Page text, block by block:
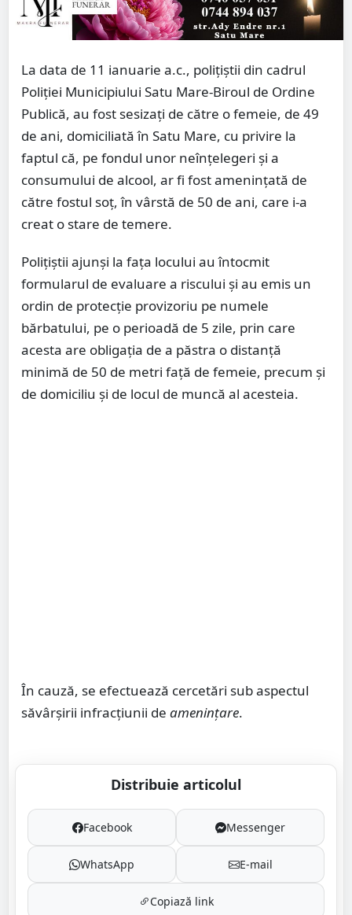
La data de 11 ianuarie a.c., polițiștii din cadrul
Poliției Municipiului Satu Mare-Biroul de Ordine
Publică, au fost sesizați de către o femeie, de 49
de ani, domiciliată în Satu Mare, cu privire la
faptul că, pe fondul unor neînțelegeri și a
consumului de alcool, ar fi fost amenințată de
către fostul soț, în vârstă de 50 de ani, care i-a
creat o stare de temere.
Polițiștii ajunși la fața locului au întocmit
formularul de evaluare a riscului și au emis un
ordin de protecție provizoriu pe numele
bărbatului, pe o perioadă de 5 zile, prin care
acesta are obligația de a păstra o distanță
minimă de 50 de metri față de femeie, precum și
de domiciliu și de locul de muncă al acesteia.
În cauză, se efectuează cercetări sub aspectul
săvârșirii infracțiunii de amenințare.
Distribuie articolul
Facebook Messenger
WhatsApp E-mail
Copiază link